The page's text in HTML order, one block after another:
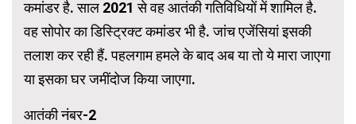
कमांडर है. साल 2021 से वह आतंकी गतिविधियों में शामिल है.
वह सोपोर का डिस्ट्रिक्ट कमांडर भी है. जांच एजेंसियां इसकी
तलाश कर रही हैं. पहलगाम हमले के बाद अब या तो ये मारा जाएगा
या इसका घर जमींदोज किया जाएगा.
आतंकी नंबर-2